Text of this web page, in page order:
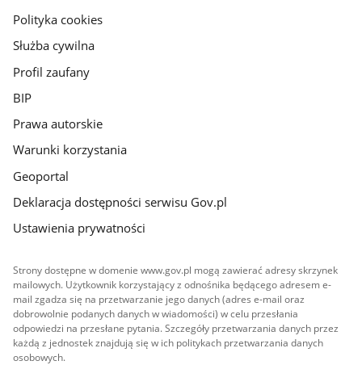
gov.pl
Polityka cookies
Służba cywilna
Profil zaufany
BIP
Prawa autorskie
Warunki korzystania
Geoportal
Deklaracja dostępności serwisu Gov.pl
Ustawienia prywatności
Strony dostępne w domenie www.gov.pl mogą zawierać adresy skrzynek
mailowych. Użytkownik korzystający z odnośnika będącego adresem e-
mail zgadza się na przetwarzanie jego danych (adres e-mail oraz
dobrowolnie podanych danych w wiadomości) w celu przesłania
odpowiedzi na przesłane pytania. Szczegóły przetwarzania danych przez
każdą z jednostek znajdują się w ich politykach przetwarzania danych
osobowych.